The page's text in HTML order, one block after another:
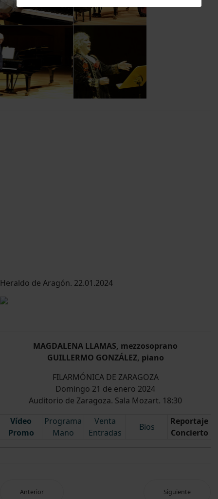
Heraldo de Aragón. 22.01.2024
MAGDALENA LLAMAS, mezzosoprano
GUILLERMO GONZÁLEZ, piano
FILARMÓNICA DE ZARAGOZA
Domingo 21 de enero 2024
Auditorio de Zaragoza. Sala Mozart. 18:30
Vídeo
Promo
Programa
Mano
Venta
Entradas
Bios
Reportaje
Concierto
Anterior Siguiente